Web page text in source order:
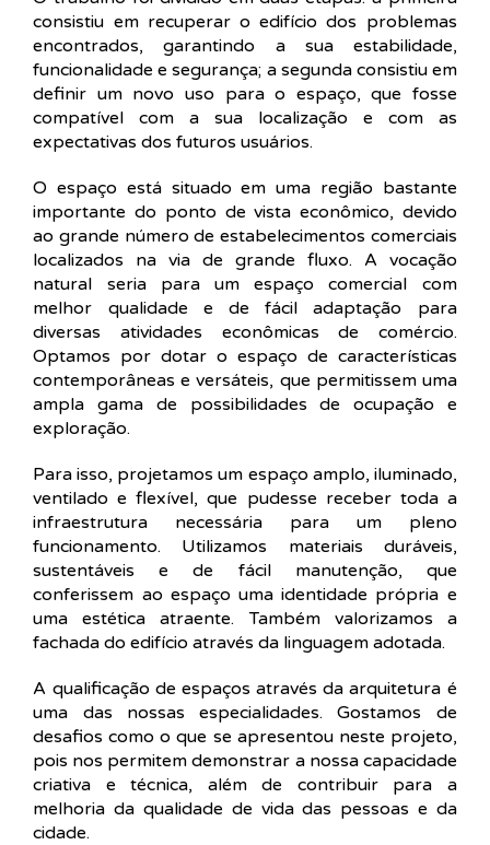
consistiu em recuperar o edifício dos problemas
encontrados, garantindo a sua estabilidade,
funcionalidade e segurança; a segunda consistiu em
definir um novo uso para o espaço, que fosse
compatível com a sua localização e com as
expectativas dos futuros usuários.
O espaço está situado em uma região bastante
importante do ponto de vista econômico, devido
ao grande número de estabelecimentos comerciais
localizados na via de grande fluxo. A vocação
natural seria para um espaço comercial com
melhor qualidade e de fácil adaptação para
diversas atividades econômicas de comércio.
Optamos por dotar o espaço de características
contemporâneas e versáteis, que permitissem uma
ampla gama de possibilidades de ocupação e
exploração.
Para isso, projetamos um espaço amplo, iluminado,
ventilado e flexível, que pudesse receber toda a
infraestrutura necessária para um pleno
funcionamento. Utilizamos materiais duráveis,
sustentáveis e de fácil manutenção, que
conferissem ao espaço uma identidade própria e
uma estética atraente. Também valorizamos a
fachada do edifício através da linguagem adotada.
A qualificação de espaços através da arquitetura é
uma das nossas especialidades. Gostamos de
desafios como o que se apresentou neste projeto,
pois nos permitem demonstrar a nossa capacidade
criativa e técnica, além de contribuir para a
melhoria da qualidade de vida das pessoas e da
cidade.